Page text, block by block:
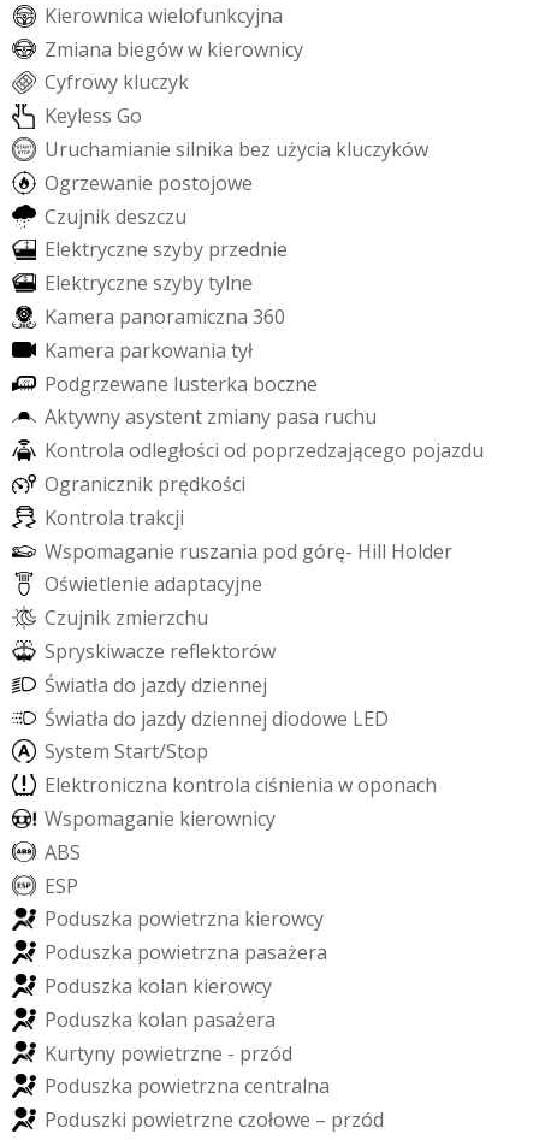
Kierownica wielofunkcyjna
Zmiana biegóww kierownicy
Cyfrowy kluczyk
Keyless Go
Uruchamianie silnika bez użycia kluczyków
Ogrzewanie postojowe
Czujnikdeszczu
Elektryczne szyby przednie
Elektryczne szybytylne
Kamera panoramiczna 360
Kamera parkowania tył
Podgrzewane lusterka boczne
Aktywnyasystent zmiany pasa ruchu
Kontrola odległości od poprzedzającego pojazdu
Ogranicznik prędkości
Kontrola trakcji
Wspomaganie ruszania pod górę- Hill Holder
Oświetlenie adaptacyjne
Czujnik zmierzchu
Spryskiwacze refektorów
Światła do jazdydziennej
Światła do jazdydziennej diodowe LED
System Start/Stop
Elektroniczna kontrola ciśnienia woponach
Wspomaganie kierownicy
ABS
ESP
Poduszka powietrzna kierowcy
Poduszka powietrzna pasażera
Poduszka kolan kierowcy
Poduszka kolan pasażera
Kurtyny powietrzne - przód
Poduszka powietrzna centralna
Poduszki powietrzne czołowe – przód